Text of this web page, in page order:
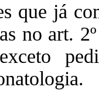
que já
no art.